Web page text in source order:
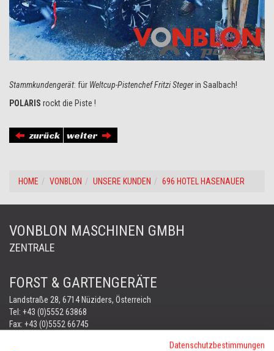
Stammkundengerät: für Weltcup-Pistenchef Fritzi Stegerin Saalbach!
POLARIS rockt die Piste !
zurück weiter
HOME VONBLON UNSERE KUNDEN 696 HOTEL HASENAUER
VONBLON MASCHINEN GMBH
ZENTRALE
FORST & GARTENGERÄTE
Landstraße 28, 6714 Nüziders, Österreich
Tel: +43 (0)5552 63868
Fax: +43 (0)5552 66745
Datenschutzbestimmungen